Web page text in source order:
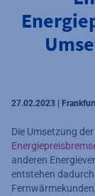
27.02.2023 |
Die Umsetzung
anderen
entstehen